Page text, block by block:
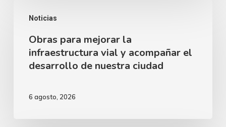
artística
Dinamarca
Noticias
para
mejorar
infraestructura
acompañar
Obras para mejorar la
infraestructura vial y acompañar el
desarrollo de nuestra ciudad
6 agosto, 2026